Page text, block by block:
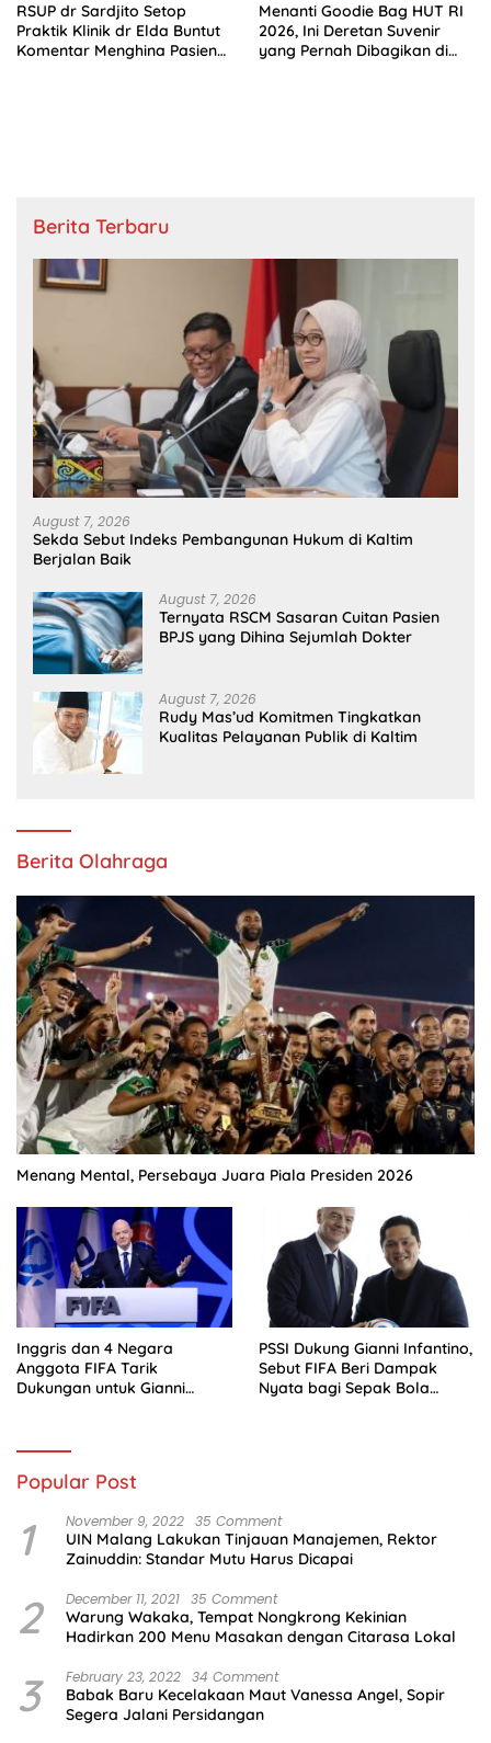
RSUP dr Sardjito Setop
Praktik Klinik dr Elda Buntut
Komentar Menghina Pasien
Menanti Goodie Bag HUT RI
2026, Ini Deretan Suvenir
yang Pernah Dibagikan di
Berita Terbaru
August 7, 2026
Sekda Sebut Indeks Pembangunan Hukum di Kaltim
Berjalan Baik
August 7, 2026
Ternyata RSCM Sasaran Cuitan Pasien
BPJS yang Dihina Sejumlah Dokter
August 7, 2026
Rudy Mas’ud Komitmen Tingkatkan
Kualitas Pelayanan Publik di Kaltim
Berita Olahraga
Menang Mental, Persebaya Juara Piala Presiden 2026
Inggris dan 4 Negara
Anggota FIFA Tarik
Dukungan untuk Gianni
PSSI Dukung Gianni Infantino,
Sebut FIFA Beri Dampak
Nyata bagi Sepak Bola
Popular Post
1 November 9, 2022 35 Comment
UIN Malang Lakukan Tinjauan Manajemen, Rektor
Zainuddin: Standar Mutu Harus Dicapai
2 December 11, 2021 35 Comment
Warung Wakaka, Tempat Nongkrong Kekinian
Hadirkan 200 Menu Masakan dengan Citarasa Lokal
3 February 23, 2022 34 Comment
Babak Baru Kecelakaan Maut Vanessa Angel, Sopir
Segera Jalani Persidangan